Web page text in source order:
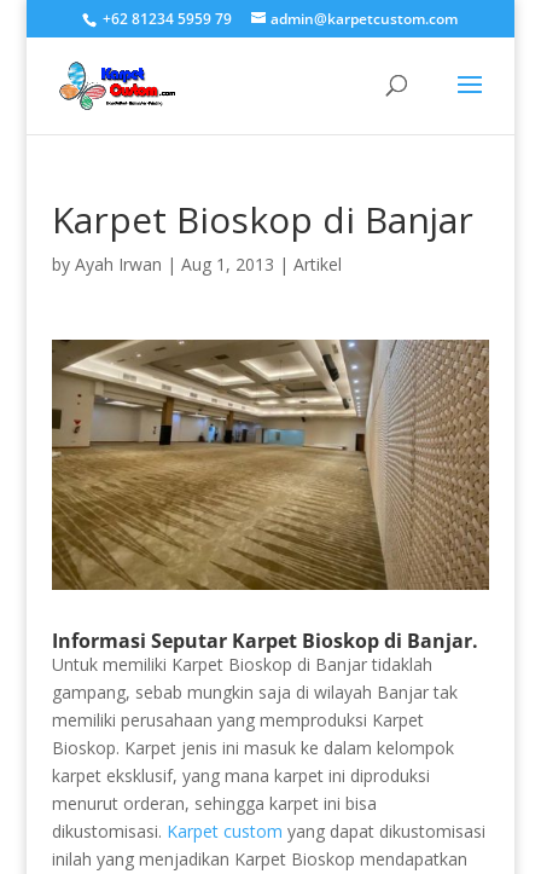
+62 81234 5959 79 admin@karpetcustom.com
Karpet Bioskop di Banjar
by Ayah Irwan | Aug 1, 2013 | Artikel
Informasi Seputar Karpet Bioskop di Banjar.
Untuk memiliki Karpet Bioskop di Banjar tidaklah
gampang, sebab mungkin saja di wilayah Banjar tak
memiliki perusahaan yang memproduksi Karpet
Bioskop. Karpet jenis ini masuk ke dalam kelompok
karpet eksklusif, yang mana karpet ini diproduksi
menurut orderan, sehingga karpet ini bisa
dikustomisasi. Karpet custom yang dapat dikustomisasi
inilah yang menjadikan Karpet Bioskop mendapatkan